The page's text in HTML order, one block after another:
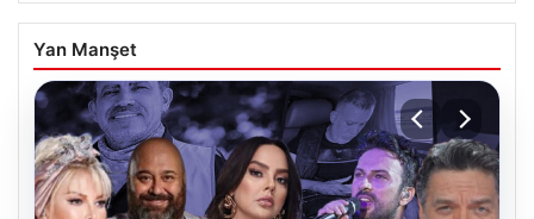
Yan Manşet